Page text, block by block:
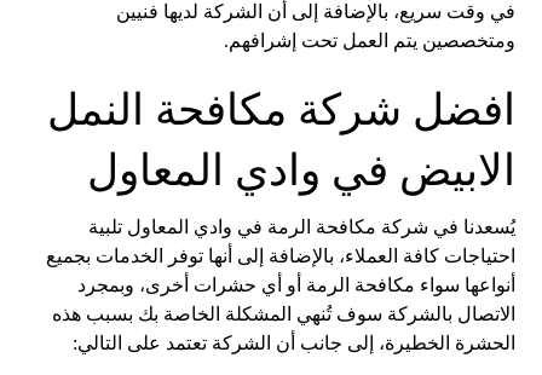
في وقت سريع، بالإضافة إلى أن الشركة لديها فنيين
ومتخصصين يتم العمل تحت إشرافهم.
افضل شركة مكافحة النمل
الابيض في وادي المعاول
يُسعدنا في شركة مكافحة الرمة في وادي المعاول تلبية
احتياجات كافة العملاء، بالإضافة إلى أنها توفر الخدمات بجميع
أنواعها سواء مكافحة الرمة أو أي حشرات أخرى، وبمجرد
الاتصال بالشركة سوف تُنهي المشكلة الخاصة بك بسبب هذه
الحشرة الخطيرة، إلى جانب أن الشركة تعتمد على التالي: